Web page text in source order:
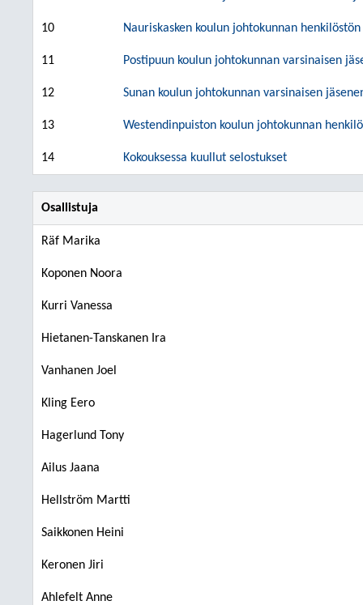
10 Nauriskasken koulun johtokunnan
11 Postipuun koulun johtokunnan varsinaisen
12 Sunan koulun johtokunnan varsinaisen
13 Westendinpuiston koulun johtokunnan
14 Kokouksessa kuullut selostukset
Osallistuja
Räf Marika
Koponen Noora
Kurri Vanessa
Hietanen-Tanskanen Ira
Vanhanen Joel
Kling Eero
Hagerlund Tony
Ailus Jaana
Hellström Martti
Saikkonen Heini
Keronen Jiri
Ahlefelt Anne